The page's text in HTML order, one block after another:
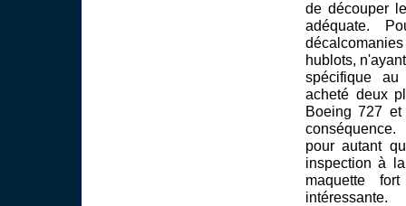
de découper
adéquate.
hublots,
spécifique
acheté deux
Boeing 727
pour autant
inspection à
maquette
intéressante.